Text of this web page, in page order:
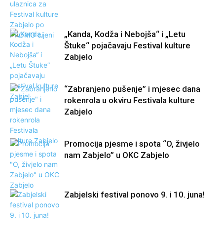
„Kanda, Kodža i Nebojša“ i „Letu
Štuke“ pojačavaju Festival kulture
Zabjelo
“Zabranjeno pušenje” i mjesec dana
rokenrola u okviru Festivala kulture
Zabjelo
Promocija pjesme i spota “O, živjelo
nam Zabjelo” u OKC Zabjelo
Zabjelski festival ponovo 9. i 10. juna!